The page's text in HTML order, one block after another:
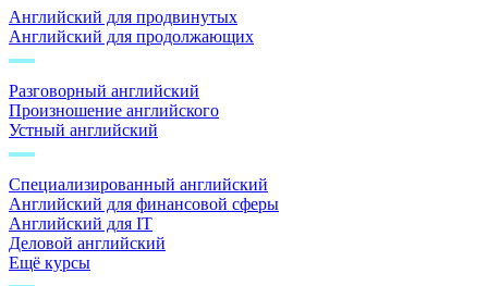
Английский для продвинутых
Английский для продолжающих
Разговорный английский
Произношение английского
Устный английский
Специализированный английский
Английский для финансовой сферы
Английский для IT
Деловой английский
Ещё курсы